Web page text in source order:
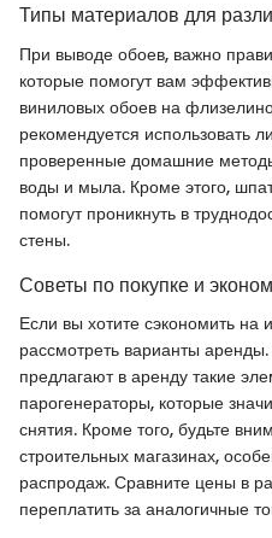
Типы материалов для
При выводе обоев, важно
которые помогут вам
виниловых обоев на
рекомендуется использовать
проверенные домашние
воды и мыла. Кроме этого,
помогут проникнуть в
стены.
Советы по покупке и
Если вы хотите сэкономить на
рассмотреть варианты
предлагают в аренду такие
парогенераторы, которые
снятия. Кроме того, будьте
строительных магазинах,
распродаж. Сравните цены в
переплатить за аналогичные